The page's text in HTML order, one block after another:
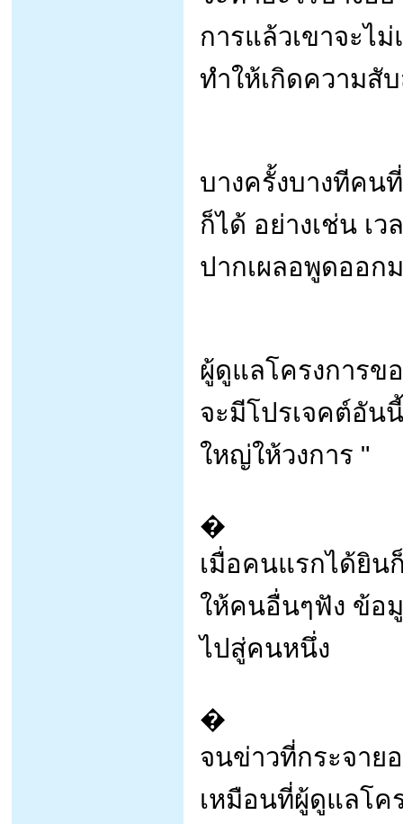
การแล้วเขาจะไ
ทำให้เกิดความสั
บางครั้งบางทีคน
ก็ได้ อย่างเช่น เ
ปากเผลอพูดออก
ผู้ดูแลโครงการข
จะมีโปรเจคต์อัน
ใหญ่ให้วงการ "
�
เมื่อคนแรกได้ยิน
ให้คนอื่นๆฟัง ข้อ
ไปสู่คนหนึ่ง
�
จนข่าวที่กระจาย
เหมือนที่ผู้ดูแลโค